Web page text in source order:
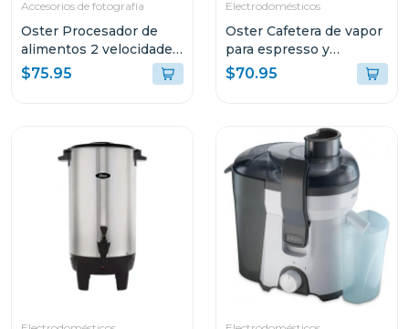
Accesorios de fotografía
Oster Procesador de
alimentos 2 velocidades
+ turbo 500 w fp1455
$75.95
Electrodomésticos
Oster Cafetera de vapor
para espresso y
cappuccino capacidad
de 2 tazas stem3300
$70.95